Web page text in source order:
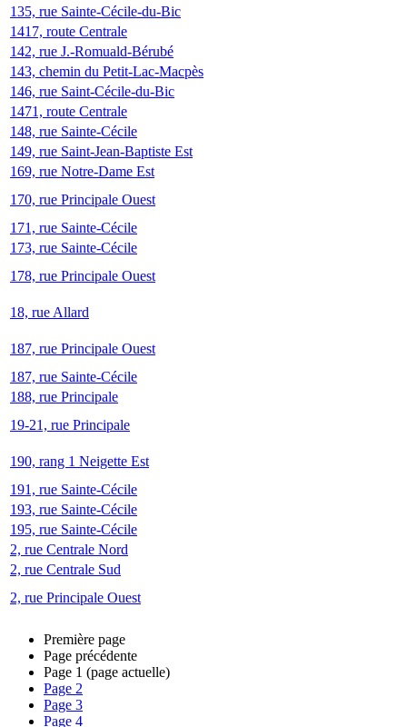
135, rue Sainte-Cécile-du-Bic
1417, route Centrale
142, rue J.-Romuald-Bérubé
143, chemin du Petit-Lac-Macpès
146, rue Saint-Cécile-du-Bic
1471, route Centrale
148, rue Sainte-Cécile
149, rue Saint-Jean-Baptiste Est
169, rue Notre-Dame Est
170, rue Principale Ouest
171, rue Sainte-Cécile
173, rue Sainte-Cécile
178, rue Principale Ouest
18, rue Allard
187, rue Principale Ouest
187, rue Sainte-Cécile
188, rue Principale
19-21, rue Principale
190, rang 1 Neigette Est
191, rue Sainte-Cécile
193, rue Sainte-Cécile
195, rue Sainte-Cécile
2, rue Centrale Nord
2, rue Centrale Sud
2, rue Principale Ouest
Première page
Page précédente
Page 1 (page actuelle)
Page 2
Page 3
Page 4